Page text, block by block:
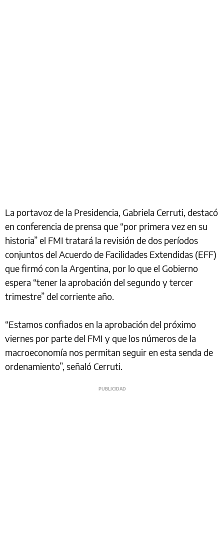
La portavoz de la Presidencia, Gabriela Cerruti, destacó
en conferencia de prensa que “por primera vez en su
historia” el FMI tratará la revisión de dos períodos
conjuntos del Acuerdo de Facilidades Extendidas (EFF)
que firmó con la Argentina, por lo que el Gobierno
espera “tener la aprobación del segundo y tercer
trimestre” del corriente año.
“Estamos confiados en la aprobación del próximo
viernes por parte del FMI y que los números de la
macroeconomía nos permitan seguir en esta senda de
ordenamiento”, señaló Cerruti.